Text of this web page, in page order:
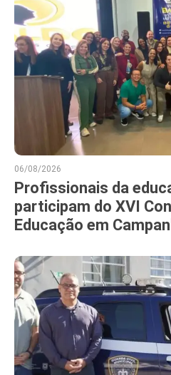
06/08/2026
Profissionais da
participam do XVI
Educação em